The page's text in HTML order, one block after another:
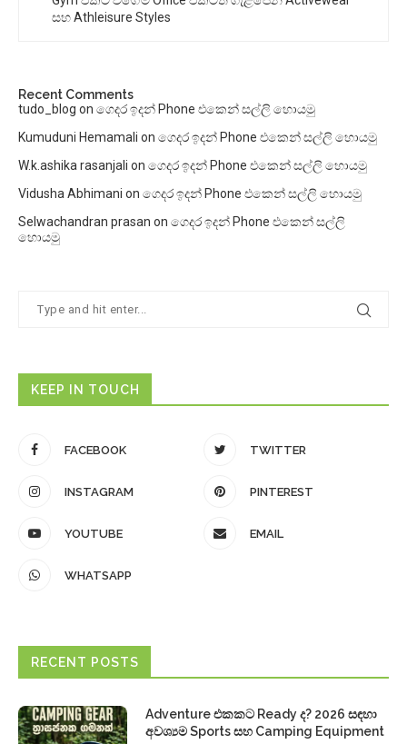
සහ Athleisure Styles
Recent Comments
tudo_blog on ගෙදර ඉදන් Phone එකෙන් සල්ලි හොයමු
Kumuduni Hemamali on ගෙදර ඉදන් Phone එකෙන් සල්ලි හොයමු
W.k.ashika rasanjali on ගෙදර ඉදන් Phone එකෙන් සල්ලි හොයමු
Vidusha Abhimani on ගෙදර ඉදන් Phone එකෙන් සල්ලි හොයමු
Selwachandran prasan on ගෙදර ඉදන් Phone එකෙන් සල්ලි
හොයමු
KEEP IN TOUCH
FACEBOOK TWITTER
INSTAGRAM PINTEREST
YOUTUBE EMAIL
WHATSAPP
RECENT POSTS
Adventure එකකට Ready ද? 2026 සඳහා
අවශ්‍යම Sports සහ Camping Equipment